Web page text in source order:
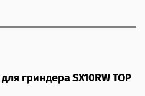
гриндера SX10RW TOP